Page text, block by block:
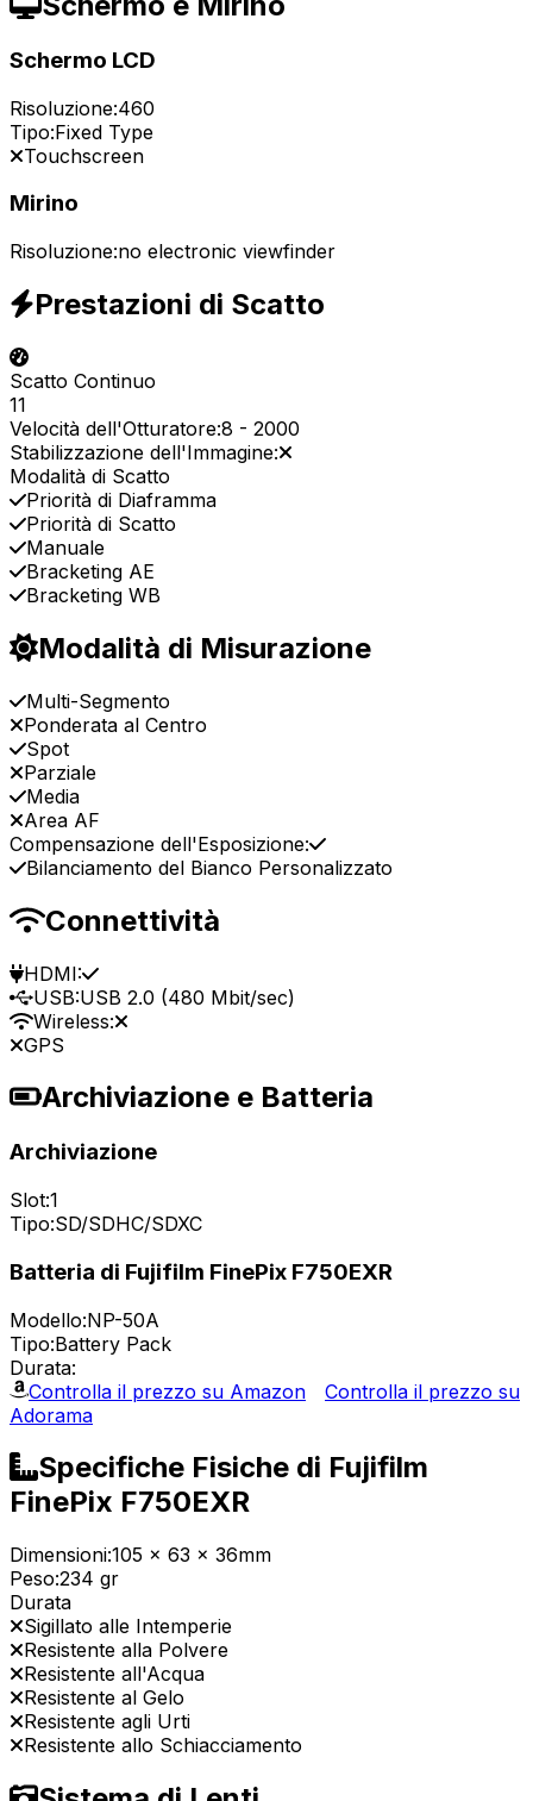
Schermo LCD
Risoluzione:460
Tipo:Fixed Type
Touchscreen
Mirino
Risoluzione:no electronic viewfinder
Prestazioni di Scatto
Scatto Continuo
11
Velocità dell'Otturatore:8 - 2000
Stabilizzazione dell'Immagine:
Modalità di Scatto
Priorità di Diaframma
Priorità di Scatto
Manuale
Bracketing AE
Bracketing WB
Modalità di Misurazione
Multi-Segmento
Ponderata al Centro
Spot
Parziale
Media
Area AF
Compensazione dell'Esposizione:
Bilanciamento del Bianco Personalizzato
Connettività
HDMI:
USB:USB 2.0 (480 Mbit/sec)
Wireless:
GPS
Archiviazione e Batteria
Archiviazione
Slot:1
Tipo:SD/SDHC/SDXC
Batteria di Fujifilm FinePix F750EXR
Modello:NP-50A
Tipo:Battery Pack
Durata:
Controlla il prezzo su Amazon
Controlla il prezzo su
Adorama
Specifiche Fisiche di Fujifilm
FinePix F750EXR
Dimensioni:105 x 63 x 36mm
Peso:234 gr
Durata
Sigillato alle Intemperie
Resistente alla Polvere
Resistente all'Acqua
Resistente al Gelo
Resistente agli Urti
Resistente allo Schiacciamento